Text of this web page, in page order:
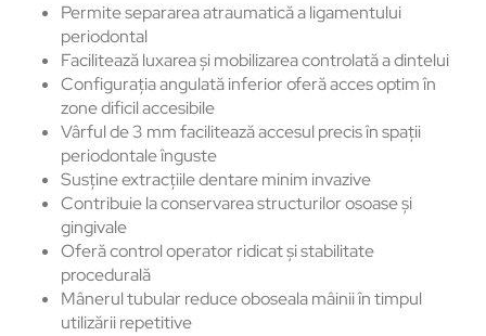
Permite separarea atraumatică a ligamentului
periodontal
Facilitează luxarea și mobilizarea controlată a dintelui
Configurația angulată inferior oferă acces optim în
zone dificil accesibile
Vârful de 3 mm facilitează accesul precis în spații
periodontale înguste
Susține extracțiile dentare minim invazive
Contribuie la conservarea structurilor osoase și
gingivale
Oferă control operator ridicat și stabilitate
procedurală
Mânerul tubular reduce oboseala mâinii în timpul
utilizării repetitive